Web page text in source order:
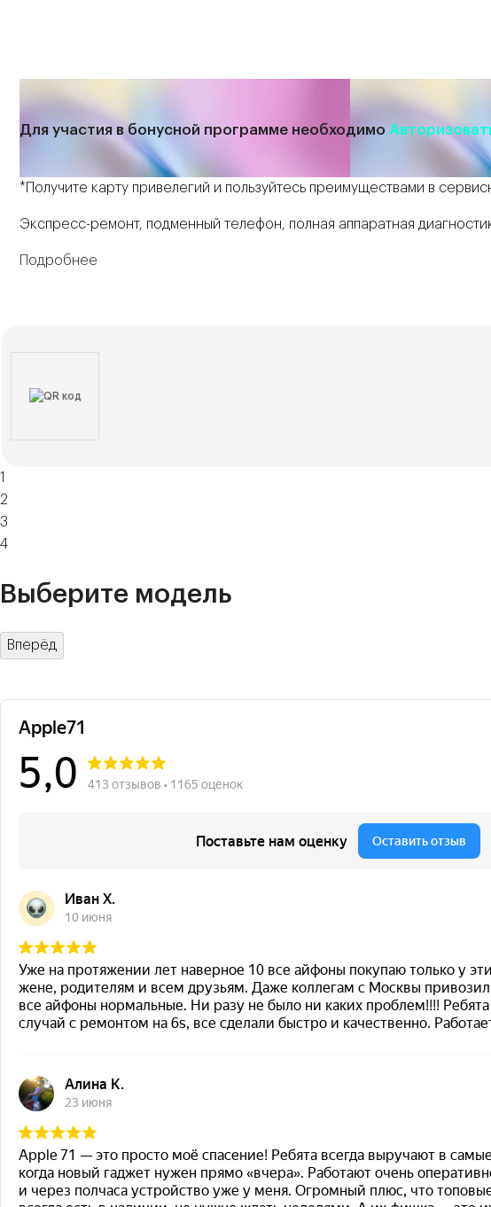
Для участия в бонусной программе необходимо
*Получите карту привелегий и пользуйтесь преимуществами в
Экспресс-ремонт, подменный телефон, полная аппаратная
Подробнее
1
2
3
4
Выберите модель
Вперёд